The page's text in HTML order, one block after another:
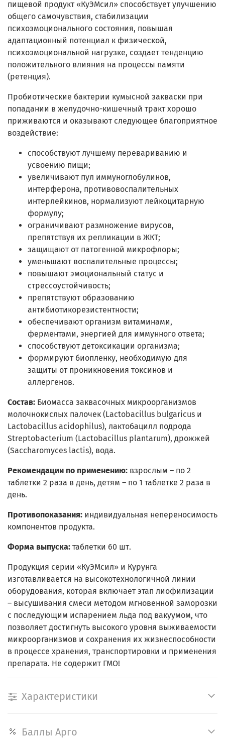
пищевой продукт «КуЭМсил» способствует улучшению
общего самочувствия, стабилизации
психоэмоционального состояния, повышая
адаптационный потенциал к физической,
психоэмоциональной нагрузке, создает тенденцию
положительного влияния на процессы памяти
(ретенция).
Пробиотические бактерии кумысной закваски при
попадании в желудочно-кишечный тракт хорошо
приживаются и оказывают следующее благоприятное
воздействие:
способствуют лучшему перевариванию и
усвоению пищи;
увеличивают пул иммуноглобулинов,
интерферона, противовоспалительных
интерлейкинов, нормализуют лейкоцитарную
формулу;
ограничивают размножение вирусов,
препятствуя их репликации в ЖКТ;
защищают от патогенной микрофлоры;
уменьшают воспалительные процессы;
повышают эмоциональный статус и
стрессоустойчивость;
препятствуют образованию
антибиотикорезистентности;
обеспечивают организм витаминами,
ферментами, энергией для иммунного ответа;
способствуют детоксикации организма;
формируют биопленку, необходимую для
защиты от проникновения токсинов и
аллергенов.
Состав: Биомасса заквасочных микроорганизмов
молочнокислых палочек (Lactobacillus bulgaricus и
Lactobacillus acidophilus), лактобацилл подрода
Streptobacterium (Lactobacillus plantarum), дрожжей
(Saccharomyces lactis), вода.
Рекомендации по применению: взрослым – по 2
таблетки 2 раза в день, детям – по 1 таблетке 2 раза в
день.
Противопоказания: индивидуальная непереносимость
компонентов продукта.
Форма выпуска: таблетки 60 шт.
Продукция серии «КуЭМсил» и Курунга
изготавливается на высокотехнологичной линии
оборудования, которая включает этап лиофилизации
– высушивания смеси методом мгновенной заморозки
с последующим испарением льда под вакуумом, что
позволяет достигнуть высокого уровня выживаемости
микроорганизмов и сохранения их жизнеспособности
в процессе хранения, транспортировки и применения
препарата. Не содержит ГМО!
Характеристики
Баллы Арго